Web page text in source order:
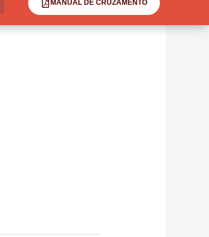
MANUAL DE CRUZAMENTO